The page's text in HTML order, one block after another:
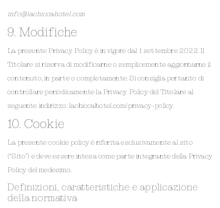
info@lachiccahotel.com
9. Modifiche
La presente Privacy Policy è in vigore dal 1 settembre 2022. Il
Titolare si riserva di modificarne o semplicemente aggiornarne il
contenuto, in parte o completamente. Si consiglia pertanto di
controllare periodicamente la Privacy Policy del Titolare al
seguente indirizzo:lachiccahotel.com/privacy-policy.
10. Cookie
La presente cookie policy è riferita esclusivamente al sito
(“Sito”) e deve essere intesa come parte integrante della Privacy
Policy del medesimo.
Definizioni, caratteristiche e applicazione
della normativa